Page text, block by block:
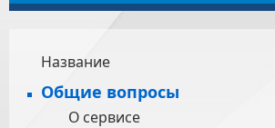
Название
Общие вопросы
О сервисе